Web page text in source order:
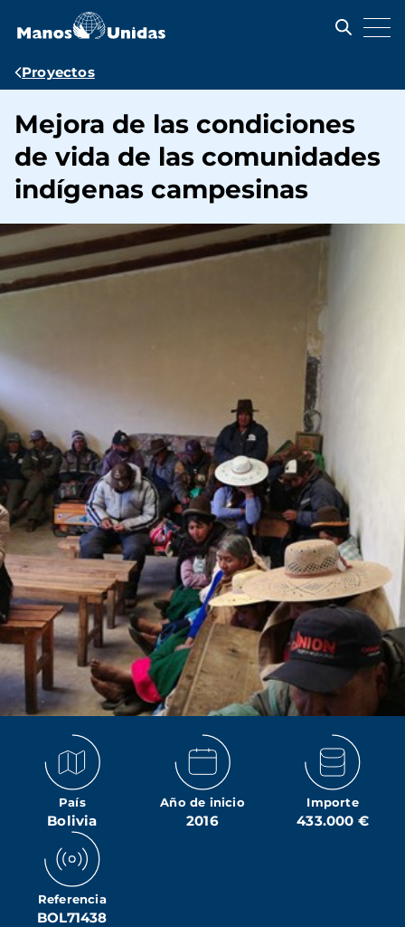
contenido
Ruta
navegación
Proyectos
Mejora de las condiciones
de vida de las comunidades
indígenas campesinas
País
Bolivia
Año de inicio
2016
Importe
433.000 €
Referencia
BOL71438